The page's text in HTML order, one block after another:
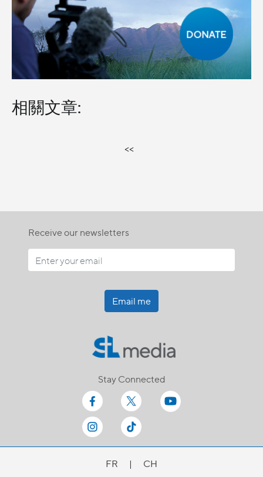
相關文章:
<<
Receive our newsletters
Email me
Stay Connected
FR |
CH